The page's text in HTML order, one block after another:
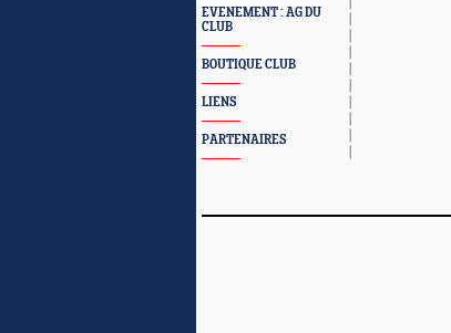
EVENEMENT : AG DU
CLUB
BOUTIQUE CLUB
LIENS
PARTENAIRES